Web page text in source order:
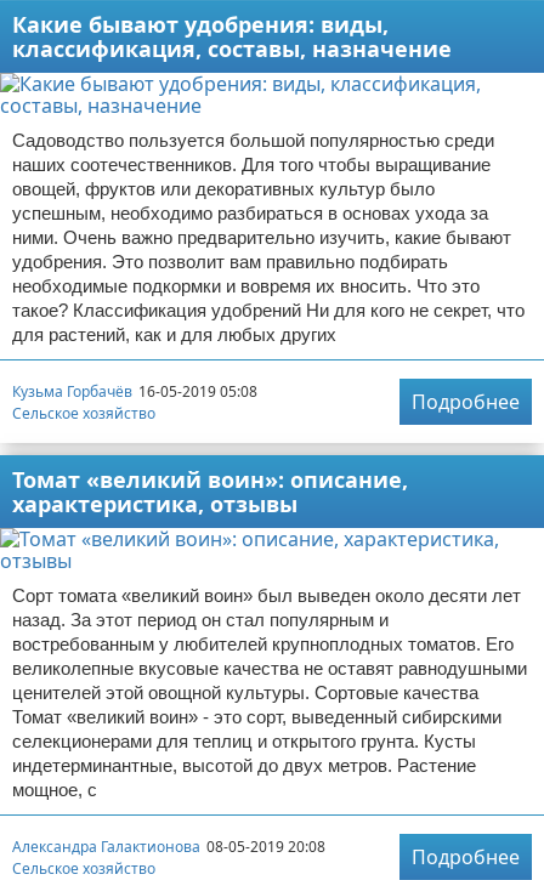
Какие бывают удобрения: виды,
классификация, составы, назначение
Садоводство пользуется большой популярностью среди
наших соотечественников. Для того чтобы выращивание
овощей, фруктов или декоративных культур было
успешным, необходимо разбираться в основах ухода за
ними. Очень важно предварительно изучить, какие бывают
удобрения. Это позволит вам правильно подбирать
необходимые подкормки и вовремя их вносить. Что это
такое? Классификация удобрений Ни для кого не секрет, что
для растений, как и для любых других
Кузьма Горбачёв 16-05-2019 05:08
Сельское хозяйство
Подробнее
Томат «великий воин»: описание,
характеристика, отзывы
Сорт томата «великий воин» был выведен около десяти лет
назад. За этот период он стал популярным и
востребованным у любителей крупноплодных томатов. Его
великолепные вкусовые качества не оставят равнодушными
ценителей этой овощной культуры. Сортовые качества
Томат «великий воин» - это сорт, выведенный сибирскими
селекционерами для теплиц и открытого грунта. Кусты
индетерминантные, высотой до двух метров. Растение
мощное, с
Александра Галактионова 08-05-2019 20:08
Сельское хозяйство
Подробнее